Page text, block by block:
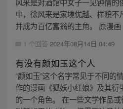
中，徐风来是家境优越、样貌不
并成为百亿富翁的主角。 原漫
1 个回答 2024年08月14日 04:49
有没有颜如玉这个人
“颜如玉”这个名字常见于不同的
作的漫画《狐妖小红娘》及其衍
的一个角色。 在一些文学作品